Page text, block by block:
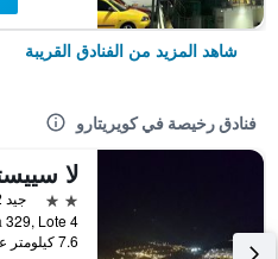
شاهد المزيد من الفنادق القريبة
فنادق رخيصة في كويريتارو
2 نجمتين
جيد 7.2
7.6 كيلومتر عن وسط المدينة